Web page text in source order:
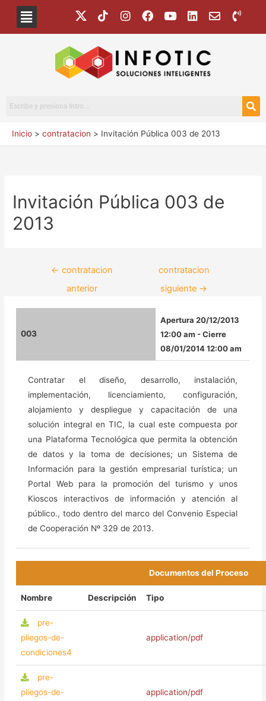
Inicio contratacion Invitación Pública 003 de 2013
Invitación Pública 003 de
2013
← contratacion
anterior
contratacion
siguiente →
003
Apertura 20/12/2013
12:00 am - Cierre
08/01/2014 12:00 am
Contratar el diseño, desarrollo, instalación,
implementación, licenciamiento, configuración,
alojamiento y despliegue y capacitación de una
solución integral en TIC, la cual este compuesta por
una Plataforma Tecnológica que permita la obtención
de datos y la toma de decisiones; un Sistema de
Información para la gestión empresarial turística; un
Portal Web para la promoción del turismo y unos
Kioscos interactivos de información y atención al
público., todo dentro del marco del Convenio Especial
de Cooperación Nº 329 de 2013.
Documentos del Proceso
Nombre Descripción Tipo
pre-
pliegos-de-
condiciones4
application/pdf
pre-
pliegos-de-
application/pdf